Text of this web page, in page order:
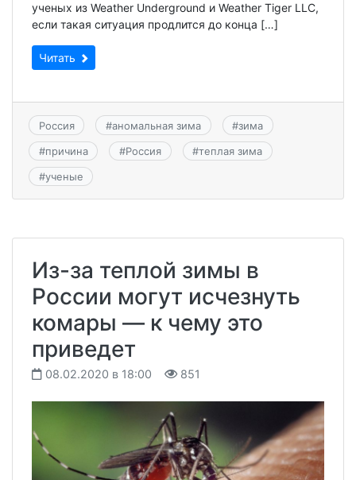
ученых из Weather Underground и Weather Tiger LLC,
если такая ситуация продлится до конца […]
Читать
Россия #аномальная зима #зима
#причина #Россия #теплая зима
#ученые
Из-за теплой зимы в
России могут исчезнуть
комары — к чему это
приведет
08.02.2020 в 18:00 851